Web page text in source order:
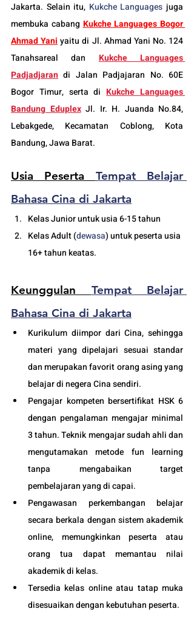
Jakarta. Selain itu, Kukche Languages juga
membuka cabang Kukche Languages Bogor
Ahmad Yani yaitu di Jl. Ahmad Yani No. 124
Tanahsareal dan
Kukche Languages
Padjadjaran di Jalan Padjajaran No. 60E
Bogor Timur, serta di Kukche Languages
Bandung Eduplex Jl. Ir. H. Juanda No.84,
Lebakgede, Kecamatan Coblong, Kota
Bandung, Jawa Barat.
Usia Peserta Tempat Belajar
Bahasa Cina di Jakarta
Kelas Junior untuk usia 6-15 tahun
Kelas Adult (dewasa) untuk peserta usia
16+ tahun keatas.
Keunggulan Tempat Belajar
Bahasa Cina di Jakarta
Kurikulum diimpor dari Cina, sehingga
materi yang dipelajari sesuai standar
dan merupakan favorit orang asing yang
belajar di negera Cina sendiri.
Pengajar kompeten bersertifikat HSK 6
dengan pengalaman mengajar minimal
3 tahun. Teknik mengajar sudah ahli dan
mengutamakan metode fun learning
tanpa mengabaikan target
pembelajaran yang di capai.
Pengawasan perkembangan belajar
secara berkala dengan sistem akademik
online, memungkinkan peserta atau
orang tua dapat memantau nilai
akademik di kelas.
Tersedia kelas online atau tatap muka
disesuaikan dengan kebutuhan peserta.